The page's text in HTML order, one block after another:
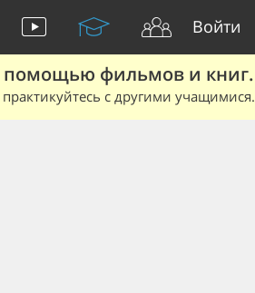
Войти
помощью фильмов и книг.
с другими учащимися.